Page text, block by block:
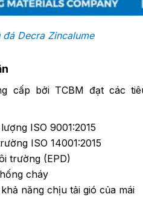
Decra Zincalume
cấp bởi TCBM đạt các
ISO 9001:2015
ISO 14001:2015
trường (EPD)
cháy
năng chịu tải gió của mái